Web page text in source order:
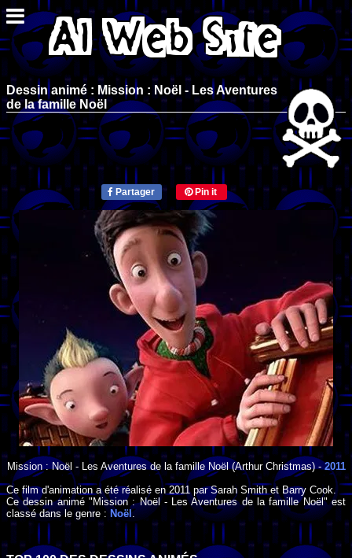
Dessin animé : Mission : Noël - Les Aventures
de la famille Noël
Partager Pin it
Mission : Noël - Les Aventures de la famille Noël(Arthur Christmas) - 2011
Ce film d'animation a été réalisé en 2011parSarah Smith et Barry Cook .
Ce dessin animé "Mission : Noël - Les Aventures de la famille Noël" est
classé dans le genre : Noël.